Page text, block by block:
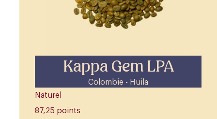
Kappa Gem LPA
Colombie - Huila
Naturel
87,25 points